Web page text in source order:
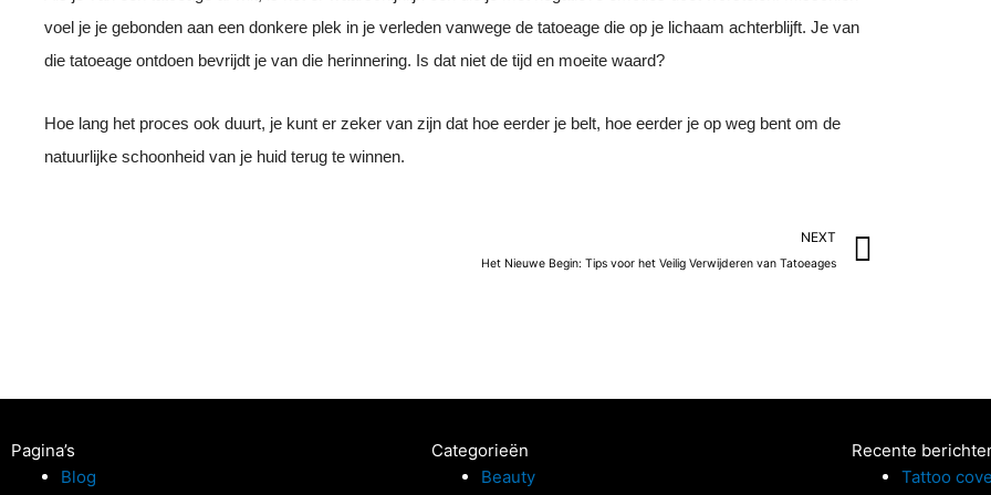
voel je je gebonden aan een donkere plek in je verleden vanwege de tatoeage die op je lichaam achterblijft. Je van
die tatoeage ontdoen bevrijdt je van die herinnering. Is dat niet de tijd en moeite waard?
Hoe lang het proces ook duurt, je kunt er zeker van zijn dat hoe eerder je belt, hoe eerder je op weg bent om de
natuurlijke schoonheid van je huid terug te winnen.
NEXT
Het Nieuwe Begin: Tips voor het Veilig Verwijderen van Tatoeages
Pagina’s
Blog
Categorieën
Beauty
Recente
Tattoo